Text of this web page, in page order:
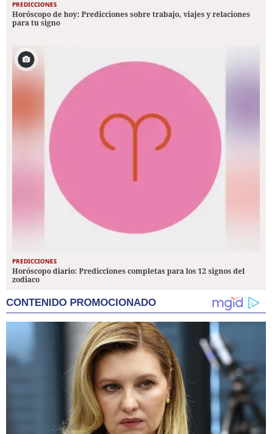
PREDICCIONES
Horóscopo de hoy: Predicciones sobre trabajo, viajes y relaciones
para tu signo
PREDICCIONES
Horóscopo diario: Predicciones completas para los 12 signos del
zodiaco
CONTENIDO PROMOCIONADO